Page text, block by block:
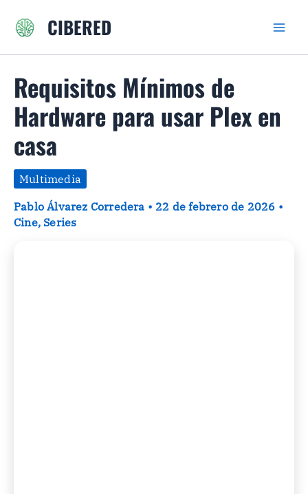
CIBERED
Requisitos Mínimos de
Hardware para usar Plex en
casa
Multimedia
Pablo Álvarez Corredera • 22 de febrero de 2026 •
Cine, Series